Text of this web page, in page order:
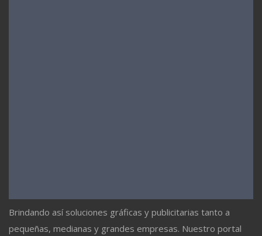
Brindando así soluciones gráficas y publicitarias tanto a
pequeñas, medianas y grandes empresas. Nuestro portal